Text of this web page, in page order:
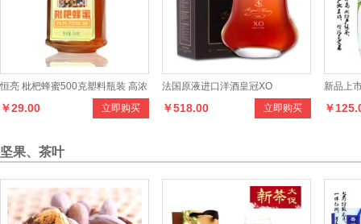
恒亮 枇杷蜂蜜500克塑料瓶装 高浓
度优质纯蜂蜜批发 蜜中佳品立即购买
￥29.00
法国原液进口洋酒皇冠XO
立即购买
￥518.00
新品上
100克
￥
坚果、茶叶